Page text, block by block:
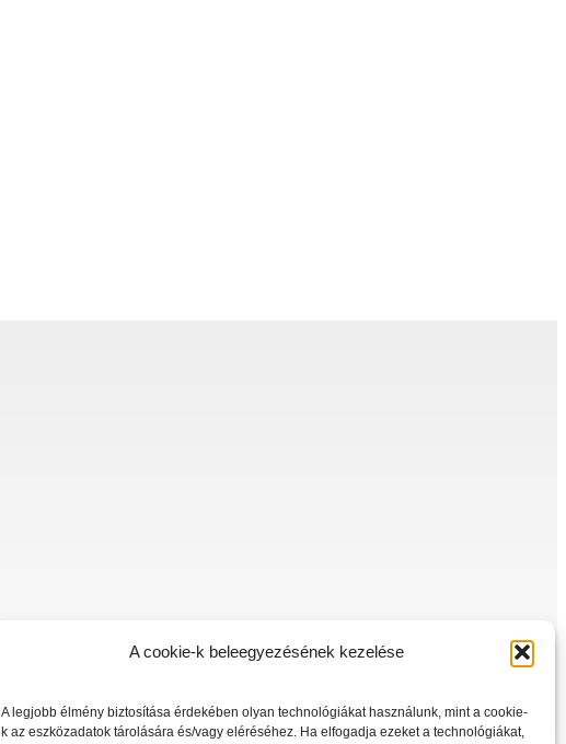
A cookie-k beleegyezésének kezelése
A legjobb élmény biztosítása érdekében olyan technológiákat használunk, mint a cookie-
k az eszközadatok tárolására és/vagy eléréséhez. Ha elfogadja ezeket a technológiákat,